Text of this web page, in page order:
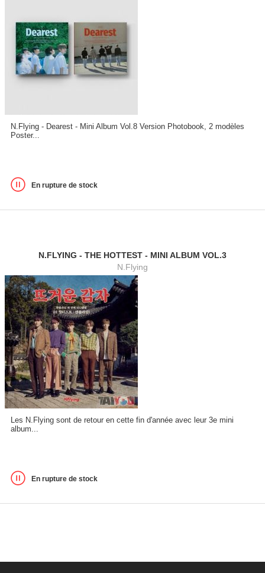
N.Flying - Dearest - Mini Album Vol.8 Version Photobook, 2 modèles
Poster...
En rupture de stock
N.FLYING - THE HOTTEST - MINI ALBUM VOL.3
N.Flying
Les N.Flying sont de retour en cette fin d'année avec leur 3e mini
album...
En rupture de stock